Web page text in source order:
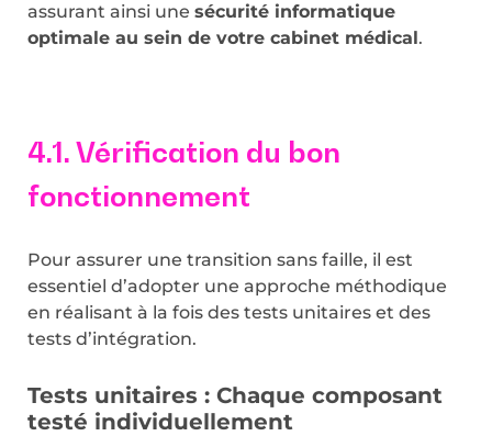
assurant ainsi une sécurité informatique
optimale au sein de votre cabinet médical .
4.1. Vérification du bon
fonctionnement
Pour assurer une transition sans faille, il est
essentiel d’adopter une approche méthodique
en réalisant à la fois des tests unitaires et des
tests d’intégration.
Tests unitaires : Chaque composant
testé individuellement